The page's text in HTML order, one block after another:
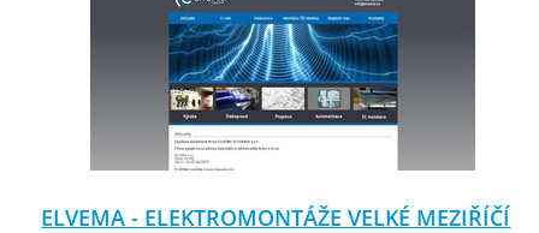
ELVEMA - ELEKTROMONTÁŽE VELKÉ MEZIŘÍČÍ